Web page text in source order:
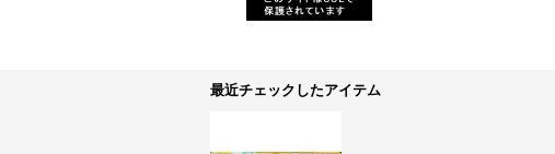
最近チェックしたアイテム